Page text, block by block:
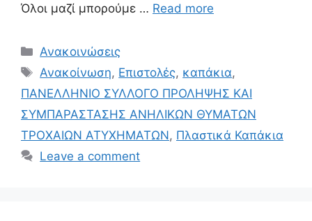
Όλοι μαζί μπορούμε … Read more
Ανακοινώσεις
Ανακοίνωση, Επιστολές, καπάκια,
ΠΑΝΕΛΛΗΝΙΟ ΣΥΛΛΟΓΟ ΠΡΟΛΗΨΗΣ ΚΑΙ
ΣΥΜΠΑΡΑΣΤΑΣΗΣ ΑΝΗΛΙΚΩΝ ΘΥΜΑΤΩΝ
ΤΡΟΧΑΙΩΝ ΑΤΥΧΗΜΑΤΩΝ, Πλαστικά Καπάκια
Leave a comment